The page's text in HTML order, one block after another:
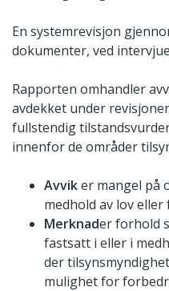
En systemrevisjon
dokumenter, ved
Rapporten omhandler
avdekket under
fullstendig
innenfor de områder
Avviker mangel på
medhold av lov
Merknader forhold
fastsatt i eller i
der
mulighet for